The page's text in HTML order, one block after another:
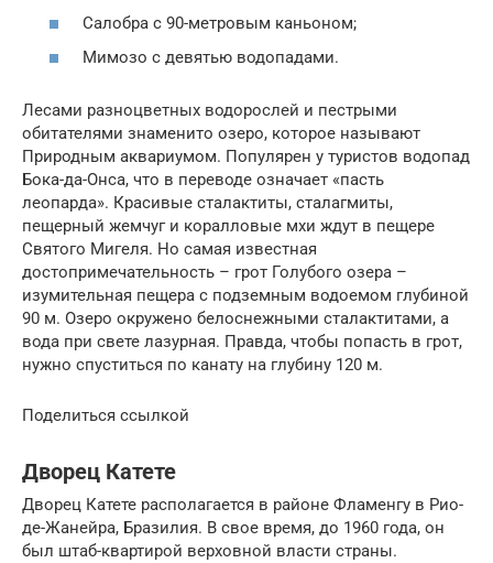
Салобра с 90-метровым каньоном;
Мимозо с девятью водопадами.
Лесами разноцветных водорослей и пестрыми
обитателями знаменито озеро, которое называют
Природным аквариумом. Популярен у туристов водопад
Бока-да-Онса, что в переводе означает «пасть
леопарда». Красивые сталактиты, сталагмиты,
пещерный жемчуг и коралловые мхи ждут в пещере
Святого Мигеля. Но самая известная
достопримечательность – грот Голубого озера –
изумительная пещера с подземным водоемом глубиной
90 м. Озеро окружено белоснежными сталактитами, а
вода при свете лазурная. Правда, чтобы попасть в грот,
нужно спуститься по канату на глубину 120 м.
Поделиться ссылкой
Дворец Катете
Дворец Катете располагается в районе Фламенгу в Рио-
де-Жанейра, Бразилия. В свое время, до 1960 года, он
был штаб-квартирой верховной власти страны.